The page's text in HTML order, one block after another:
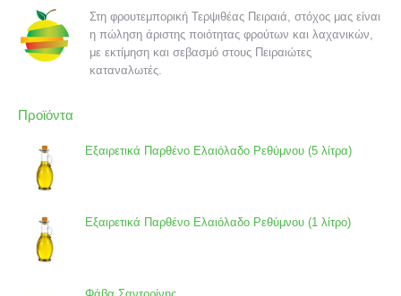
Στη φρουτεμπορική Τερψιθέας Πειραιά, στόχος μας είναι
η πώληση άριστης ποιότητας φρούτων και λαχανικών,
με εκτίμηση και σεβασμό στους Πειραιώτες
καταναλωτές.
Προϊόντα
Εξαιρετικά Παρθένο Ελαιόλαδο Ρεθύμνου (5 λίτρα)
Εξαιρετικά Παρθένο Ελαιόλαδο Ρεθύμνου (1 λίτρο)